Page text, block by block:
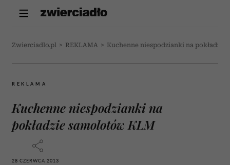
Zwierciadlo.pl > REKLAMA > Kuchenne niespodzianki na pokładzie
REKLAMA
Kuchenne niespodzianki na
pokładzie samolotów KLM
28 CZERWCA 2013